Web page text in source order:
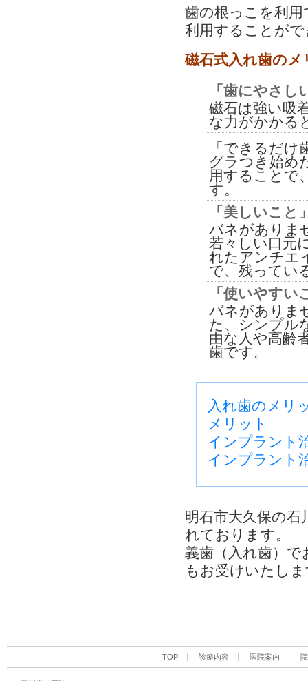
歯の根っこを利
利用することが
磁石式入れ歯のメ
「歯にやさし
磁石は強い吸
な力がかかる
「できるだ
グラつき始め
用することで
す。
「美しいこと
バネがありま
若々しい口元
れたアンチエ
で、残ってい
「使いやすい
バネがありま
た、シンプル
由な人や高齢
歯です。
入れ歯のメリ
メリット
インプラント
インプラント
明石市大久保の石
れております。
義歯（入れ歯）
もお受けいたし
TOP 診療内容 医院案内